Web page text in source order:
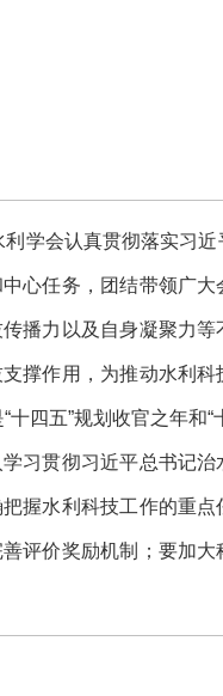
学会认真贯彻落实习
心任务，团结带领广
播力以及自身凝聚力
撑作用，为推动水利
四五”规划收官之年和
习贯彻习近平总书记
握水利科技工作的重
评价奖励机制；要加